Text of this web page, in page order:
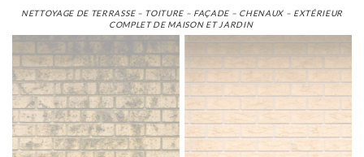
NETTOYAGE DE TERRASSE – TOITURE – FAÇADE – CHENAUX – EXTÉRIEUR
COMPLET DE MAISON ET JARDIN